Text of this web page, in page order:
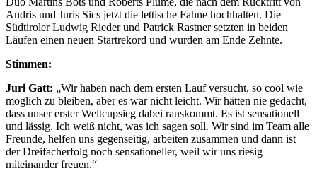
Andris und Juris Sics jetzt die lettische Fahne hochhalten. Die
Südtiroler Ludwig Rieder und Patrick Rastner setzten in beiden
Läufen einen neuen Startrekord und wurden am Ende Zehnte.
Stimmen:
Juri Gatt: „Wir haben nach dem ersten Lauf versucht, so cool wie
möglich zu bleiben, aber es war nicht leicht. Wir hätten nie gedacht,
dass unser erster Weltcupsieg dabei rauskommt. Es ist sensationell
und lässig. Ich weiß nicht, was ich sagen soll. Wir sind im Team alle
Freunde, helfen uns gegenseitig, arbeiten zusammen und dann ist
der Dreifacherfolg noch sensationeller, weil wir uns riesig
miteinander freuen.“